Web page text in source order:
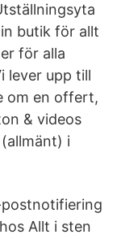
butik för allt
för alla
lever upp till
om en offert,
& videos
i
Allt i sten